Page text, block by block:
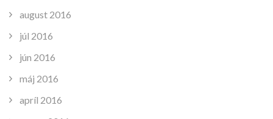
august 2016
júl 2016
jún 2016
máj 2016
apríl 2016